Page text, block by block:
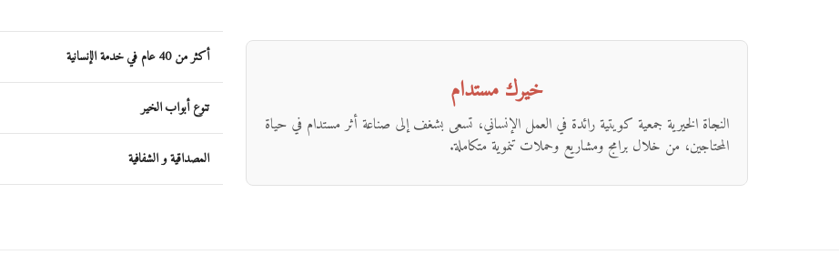
خيرك مستدام
النجاة الخيرية جمعية كويتية رائدة في العمل الإنساني، تسعى بشغف إلى صناعة أثر مستدام في حياة
المحتاجين، من خلال برامج ومشاريع وحملات تنموية متكاملة.
أكثر من 40 عام في خدمة الإنسانية
تنوع أبواب الخير
المصداقية و الشفافية